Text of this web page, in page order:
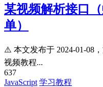
某视频解析接口
单）
⚠️ 本文发布于 2024-01-08
视频教程...
637
JavaScript 学习教程